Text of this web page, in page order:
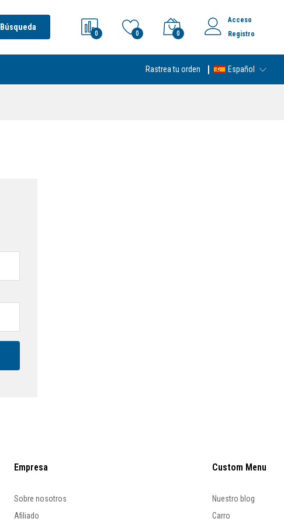
Búsqueda
0 0 0
Acceso
Registro
Rastrea tu orden Español
Empresa
Sobre nosotros
Afiliado
Custom Menu
Nuestro blog
Carro